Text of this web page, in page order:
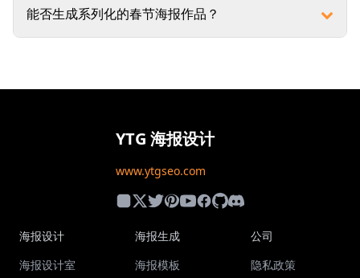
能否生成系列化的春节海报作品？
YTG 海报设计
www.ytgseo.com
海报设计
海报设计室
海报生成
海报模板
公司
隐私政策